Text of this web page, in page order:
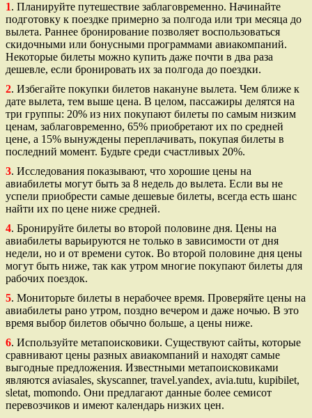
1. Планируйте путешествие заблаговременно. Начинайте
подготовку к поездке примерно за полгода или три месяца до
вылета. Раннее бронирование позволяет воспользоваться
скидочными или бонусными программами авиакомпаний.
Некоторые билеты можно купить даже почти в два раза
дешевле, если бронировать их за полгода до поездки.
2. Избегайте покупки билетов накануне вылета. Чем ближе к
дате вылета, тем выше цена. В целом, пассажиры делятся на
три группы: 20% из них покупают билеты по самым низким
ценам, заблаговременно, 65% приобретают их по средней
цене, а 15% вынуждены переплачивать, покупая билеты в
последний момент. Будьте среди счастливых 20%.
3. Исследования показывают, что хорошие цены на
авиабилеты могут быть за 8 недель до вылета. Если вы не
успели приобрести самые дешевые билеты, всегда есть шанс
найти их по цене ниже средней.
4. Бронируйте билеты во второй половине дня. Цены на
авиабилеты варьируются не только в зависимости от дня
недели, но и от времени суток. Во второй половине дня цены
могут быть ниже, так как утром многие покупают билеты для
рабочих поездок.
5. Мониторьте билеты в нерабочее время. Проверяйте цены на
авиабилеты рано утром, поздно вечером и даже ночью. В это
время выбор билетов обычно больше, а цены ниже.
6. Используйте метапоисковики. Существуют сайты, которые
сравнивают цены разных авиакомпаний и находят самые
выгодные предложения. Известными метапоисковиками
являются aviasales, skyscanner, travel.yandex, avia.tutu, kupibilet,
sletat, momondo. Они предлагают данные более семисот
перевозчиков и имеют календарь низких цен.